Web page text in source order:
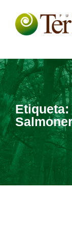
Etiqueta: